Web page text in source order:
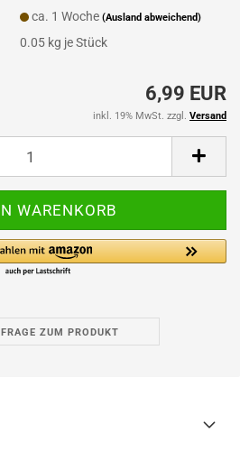
ca. 1 Woche(Ausland abweichend)
0.05 kg je Stück
6,99 EUR
inkl. 19% MwSt. zzgl. Versand
FRAGE ZUM PRODUKT